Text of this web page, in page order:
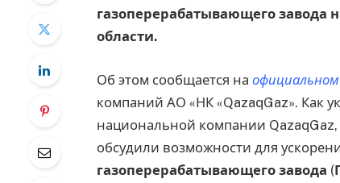
газоперерабатывающего завода
области.
Об этом сообщается на
компаний АО «НК «QazaqGaz». Как
национальной компании
обсудили возможности для
газоперерабатывающего завода (